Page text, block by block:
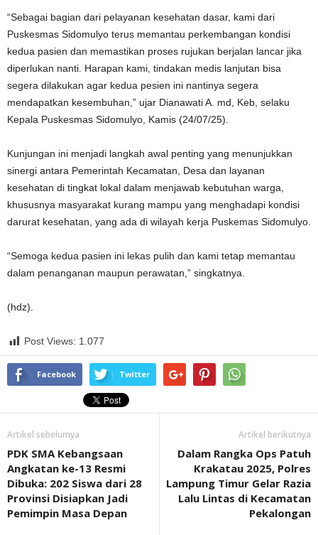
“Sebagai bagian dari pelayanan kesehatan dasar, kami dari
Puskesmas Sidomulyo terus memantau perkembangan kondisi
kedua pasien dan memastikan proses rujukan berjalan lancar jika
diperlukan nanti. Harapan kami, tindakan medis lanjutan bisa
segera dilakukan agar kedua pesien ini nantinya segera
mendapatkan kesembuhan,” ujar Dianawati A. md, Keb, selaku
Kepala Puskesmas Sidomulyo, Kamis (24/07/25).
Kunjungan ini menjadi langkah awal penting yang menunjukkan
sinergi antara Pemerintah Kecamatan, Desa dan layanan
kesehatan di tingkat lokal dalam menjawab kebutuhan warga,
khususnya masyarakat kurang mampu yang menghadapi kondisi
darurat kesehatan, yang ada di wilayah kerja Puskemas Sidomulyo.
“Semoga kedua pasien ini lekas pulih dan kami tetap memantau
dalam penanganan maupun perawatan,” singkatnya.
(hdz).
Post Views: 1.077
Facebook Twitter
Artikel sebelumya
PDK SMA Kebangsaan
Angkatan ke-13 Resmi
Dibuka: 202 Siswa dari 28
Provinsi Disiapkan Jadi
Pemimpin Masa Depan
Artikel berikutnya
Dalam Rangka Ops Patuh
Krakatau 2025, Polres
Lampung Timur Gelar Razia
Lalu Lintas di Kecamatan
Pekalongan